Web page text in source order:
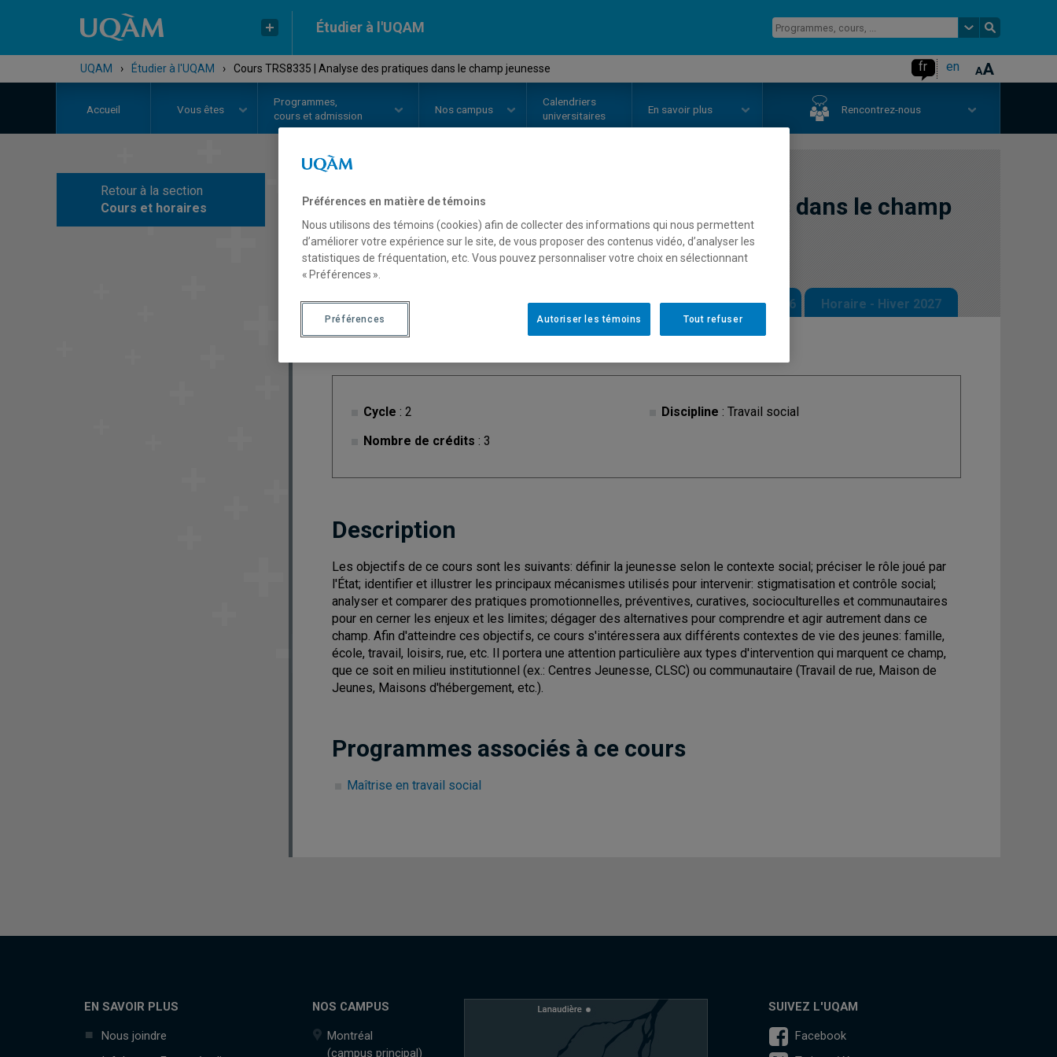
Étudier à l'UQAM
UQAM › Étudier à l'UQAM › Cours TRS8335 | Analyse des pratiques dans le champ jeunesse fr en
Accueil Vous êtes
Programmes,
cours et admission
Nos campus
Calendriers
universitaires
En savoir plus Rencontrez-nous
Retour à la section
Cours et horaires
COURS// TRS8335
Analyse des pratiques dans le champ
jeunesse
Description Horaire - Été 2026 Horaire - Automne 2026 Horaire - Hiver 2027
Cycle : 2
Nombre de crédits : 3
Discipline : Travail social
Description
Les objectifs de ce cours sont les suivants: définir la jeunesse selon le contexte social; préciser le rôle joué par
l'État; identifier et illustrer les principaux mécanismes utilisés pour intervenir: stigmatisation et contrôle social;
analyser et comparer des pratiques promotionnelles, préventives, curatives, socioculturelles et communautaires
pour en cerner les enjeux et les limites; dégager des alternatives pour comprendre et agir autrement dans ce
champ. Afin d'atteindre ces objectifs, ce cours s'intéressera aux différents contextes de vie des jeunes: famille,
école, travail, loisirs, rue, etc. Il portera une attention particulière aux types d'intervention qui marquent ce champ,
que ce soit en milieu institutionnel (ex.: Centres Jeunesse, CLSC) ou communautaire (Travail de rue, Maison de
Jeunes, Maisons d'hébergement, etc.).
Programmes associés à ce cours
Maîtrise en travail social
EN SAVOIR PLUS
Nous joindre
NOS CAMPUS
Montréal
(campus principal)
SUIVEZ L'UQAM
Facebook
Préférences en matière de témoins
Nous utilisons des témoins (cookies) afin de collecter des informations qui nous permettent
d’améliorer votre expérience sur le site, de vous proposer des contenus vidéo, d’analyser les
statistiques de fréquentation, etc. Vous pouvez personnaliser votre choix en sélectionnant
« Préférences ».
Tout refuser
Autoriser les témoins
Préférences